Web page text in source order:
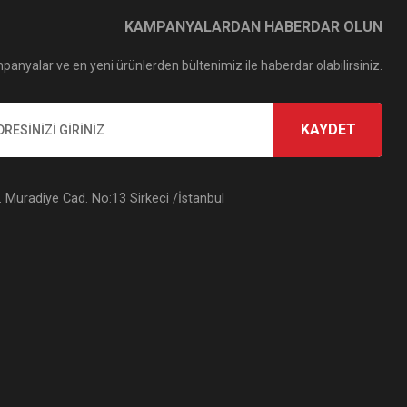
KAMPANYALARDAN HABERDAR OLUN
ve en yeni ürünlerden bültenimiz ile haberdar olabilirsiniz.
KAYDET
Cad. No:13 Sirkeci /İstanbul